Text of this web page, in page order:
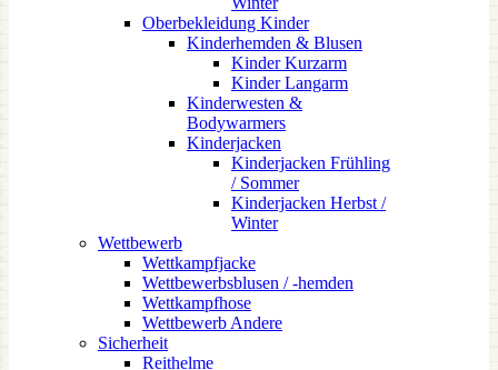
Oberbekleidung Kinder
Kinderhemden & Blusen
Kinder Kurzarm
Kinder Langarm
Kinderwesten &
Bodywarmers
Kinderjacken
Kinderjacken Frühling
/ Sommer
Kinderjacken Herbst /
Winter
Wettbewerb
Wettkampfjacke
Wettbewerbsblusen / -hemden
Wettkampfhose
Wettbewerb Andere
Sicherheit
Reithelme